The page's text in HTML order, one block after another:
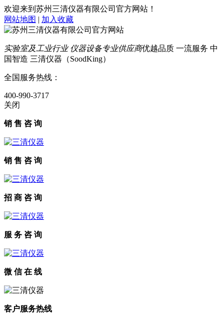
欢迎来到苏州三清仪器有限公司官方网站！
网站地图 | 加入收藏
实验室及工业行业 仪器设备专业供应商优越品质 一流服务 中
国智造 三清仪器（SoodKing）
全国服务热线：
400-990-3717
关闭
销 售 咨 询
销 售 咨 询
招 商 咨 询
服 务 咨 询
微 信 在 线
客户服务热线